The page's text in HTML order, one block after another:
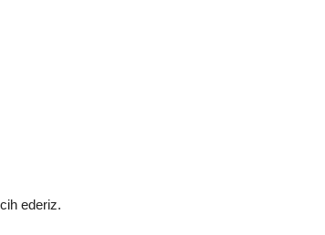
ederiz.